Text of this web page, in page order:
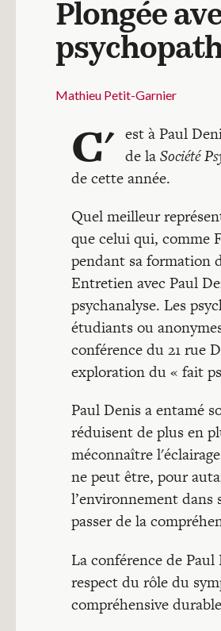
Plongée
Mathieu Petit-Garnier
C' est à Paul
de laSociété
de cette année.
Quel meilleur
que celui qui, comme
pendant sa formation
Entretien avec Paul
psychanalyse. Les
étudiants ou
conférence du 21 rue
exploration du « fait
Paul Denis a entamé
réduisent de plus en
méconnaître
ne peut être, pour
l’environnement dans
passer de la
La conférence de
respect du rôle du
compréhensive